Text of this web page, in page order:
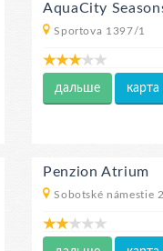
AquaCity
Sportova 1397/1
дальше карта
Penzion Atrium
Sobotské námestie